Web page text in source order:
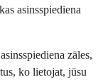
asinsspiediena
zāles,
ko lietojat, jūsu